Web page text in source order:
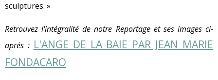
sculptures. »
Retrouvez l'intégralité de notre Reportage et ses images ci-
aprés : L'ANGE DE LA BAIE PAR JEAN MARIE
FONDACARO